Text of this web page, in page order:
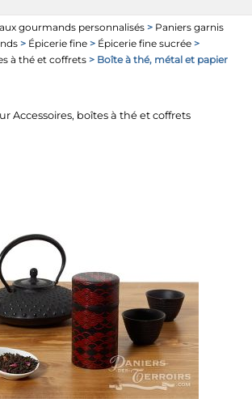
gourmands personnalisés > Paniers garnis
> Épicerie fine > Épicerie fine sucrée >
à thé et coffrets > Boîte à thé, métal et papier
Accessoires, boîtes à thé et coffrets